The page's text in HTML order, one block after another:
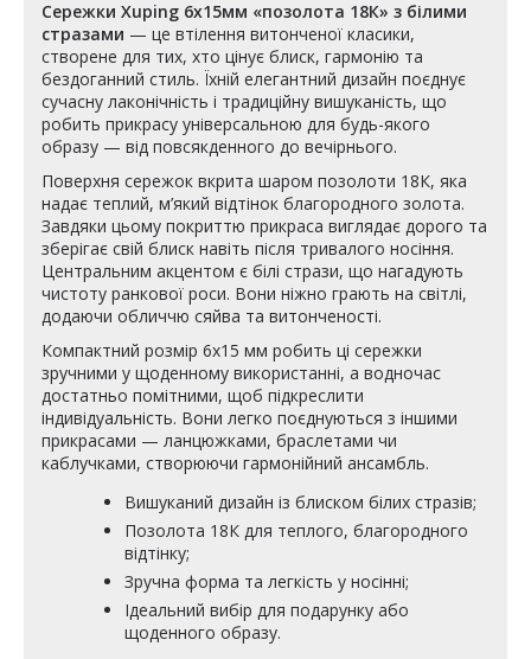
Сережки Xuping 6х15мм «позолота 18К» з білими
стразами — це втілення витонченої класики,
створене для тих, хто цінує блиск, гармонію та
бездоганний стиль. Їхній елегантний дизайн поєднує
сучасну лаконічність і традиційну вишуканість, що
робить прикрасу універсальною для будь-якого
образу — від повсякденного до вечірнього.
Поверхня сережок вкрита шаром позолоти 18К, яка
надає теплий, м’який відтінок благородного золота.
Завдяки цьому покриттю прикраса виглядає дорого та
зберігає свій блиск навіть після тривалого носіння.
Центральним акцентом є білі стрази, що нагадують
чистоту ранкової роси. Вони ніжно грають на світлі,
додаючи обличчю сяйва та витонченості.
Компактний розмір 6х15 мм робить ці сережки
зручними у щоденному використанні, а водночас
достатньо помітними, щоб підкреслити
індивідуальність. Вони легко поєднуються з іншими
прикрасами — ланцюжками, браслетами чи
каблучками, створюючи гармонійний ансамбль.
Вишуканий дизайн із блиском білих стразів;
Позолота 18К для теплого, благородного
відтінку;
Зручна форма та легкість у носінні;
Ідеальний вибір для подарунку або
щоденного образу.